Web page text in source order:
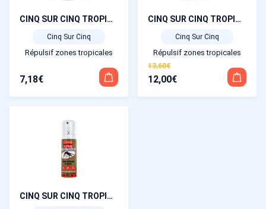
CINQ SUR CINQ TROPIC STICK Anti-moustiques 20 ml
Cinq Sur Cinq
Répulsif zones tropicales
7,18€
CINQ SUR CINQ TROPIC Duo lotion anti-moustiques spray 75 ml + Crème Apaisante 40 g
Cinq Sur Cinq
Répulsif zones tropicales
13,60€
Le
prix
12,00€
Le
prix
CINQ SUR CINQ TROPIC spray vêtement et tissus 100 ml